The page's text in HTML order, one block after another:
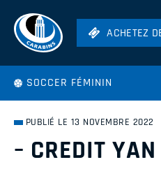
ACHETEZ
Hockey
ACHETEZ
SOCCER FÉMININ
PUBLIÉ LE 13 NOVEMBRE 2022
– CREDIT